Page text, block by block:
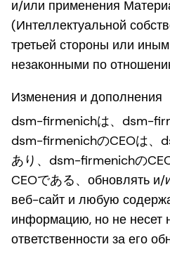
и/или применения
(Интеллектуальной
третьей стороны или
незаконными по
Изменения и дополнения
dsm-firmenichは、dsm-
dsm-firmenichのCEOは、
あり、dsm-firmenichの
CEOである、обновлять и/
веб-сайт и любую
информацию, но не несет
ответственности за его